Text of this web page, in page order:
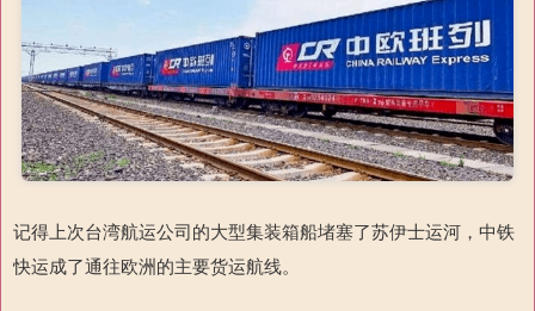
记得上次台湾航运公司的大型集装箱船堵塞了苏伊士运河，中铁
快运成了通往欧洲的主要货运航线。